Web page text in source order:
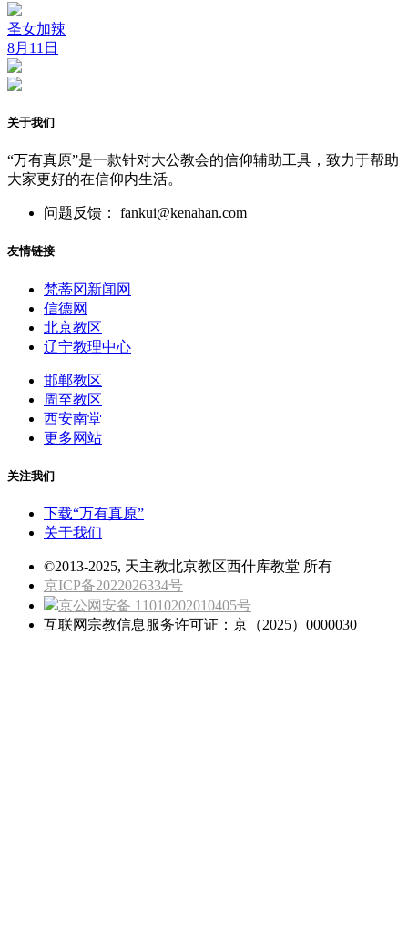
圣女加辣
8月11日
关于我们
“万有真原”是一款针对大公教会的信仰辅助工具，致力于帮助
大家更好的在信仰内生活。
问题反馈： fankui@kenahan.com
友情链接
梵蒂冈新闻网
信德网
北京教区
辽宁教理中心
邯郸教区
周至教区
西安南堂
更多网站
关注我们
下载“万有真原”
关于我们
©2013-2025, 天主教北京教区西什库教堂 所有
京ICP备2022026334号
京公网安备 11010202010405号
互联网宗教信息服务许可证：京（2025）0000030